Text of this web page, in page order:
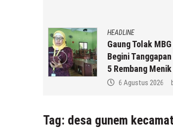
HEADLINE
Gaung Tolak
Begini
5 Rembang
6 Agustus 2026
Tag: desa gunem